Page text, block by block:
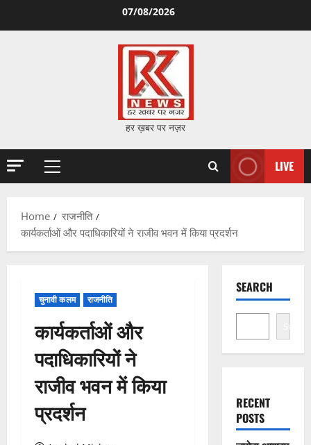
07/08/2026
हर ख़बर पर नज़र
Primary
LIVE
Home
राजनीति
कार्यकर्ताओं और पदाधिकारियों ने राजीव भवन में किया प्रदर्शन
चुनावी कलम राजनीति
कार्यकर्ताओं और
पदाधिकारियों ने
राजीव भवन में किया
प्रदर्शन
SEARCH
Search
RECENT
POSTS